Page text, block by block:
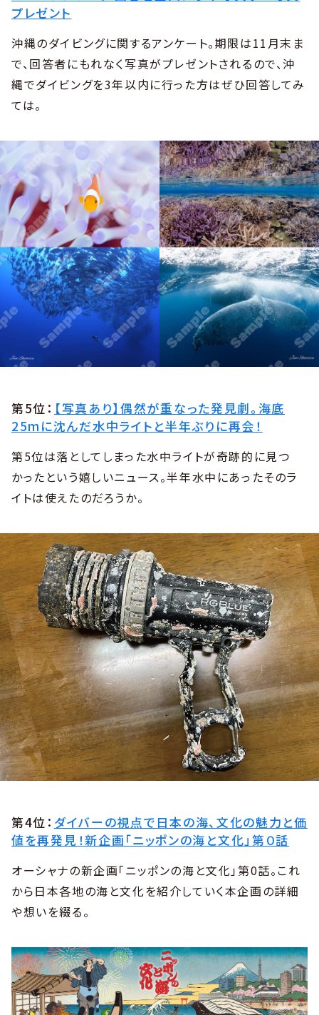
プレゼント
沖縄のダイビングに関するアンケート。期限は11月末ま
で、回答者にもれなく写真がプレゼントされるので、沖
縄でダイビングを3年以内に行った方はぜひ回答してみ
ては。
第5位： 【写真あり】偶然が重なった発見劇。海底
25mに沈んだ水中ライトと半年ぶりに再会！
第5位は落としてしまった水中ライトが奇跡的に見つ
かったという嬉しいニュース。半年水中にあったそのラ
イトは使えたのだろうか。
第4位： ダイバーの視点で日本の海、文化の魅力と価
値を再発見！新企画「ニッポンの海と文化」第０話
オーシャナの新企画「ニッポンの海と文化」第0話。これ
から日本各地の海と文化を紹介していく本企画の詳細
や想いを綴る。